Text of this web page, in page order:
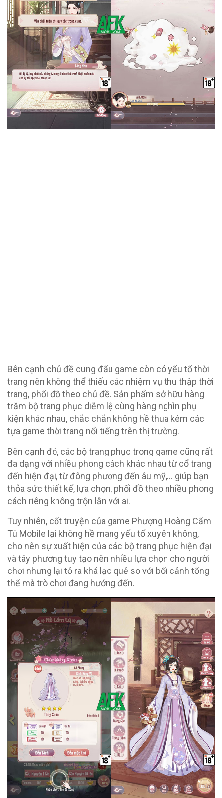
Bên cạnh chủ đề cung đấu game còn có yếu tố thời
trang nên không thể thiếu các nhiệm vụ thu thập thời
trang, phối đồ theo chủ đề. Sản phẩm sở hữu hàng
trăm bộ trang phục diễm lệ cùng hàng nghìn phụ
kiện khác nhau, chắc chắn không hề thua kém các
tựa game thời trang nổi tiếng trên thị trường.
Bên cạnh đó, các bộ trang phục trong game cũng rất
đa dạng với nhiều phong cách khác nhau từ cổ trang
đến hiện đại, từ đông phương đến âu mỹ,… giúp bạn
thỏa sức thiết kế, lựa chọn, phối đồ theo nhiều phong
cách riêng không trộn lẫn với ai.
Tuy nhiên, cốt truyện của game Phượng Hoàng Cẩm
Tú Mobile lại không hề mang yếu tố xuyên không,
cho nên sự xuất hiện của các bộ trang phục hiện đại
và tây phương tuy tạo nên nhiều lựa chọn cho người
chơi nhưng lại tỏ ra khá lạc quẻ so với bối cảnh tổng
thể mà trò chơi đang hướng đến.